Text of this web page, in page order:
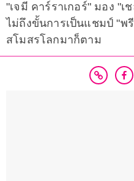
"เจมี คาร์ราเกอร์" มอง "
ไม่ถึงขั้นการเป็นแชมป์ "พ
สโมสรโลกมาก็ตาม